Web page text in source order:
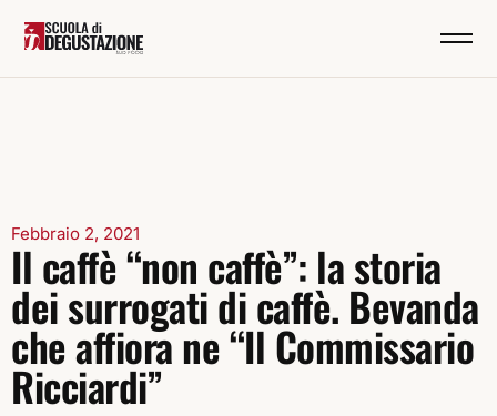
Febbraio 2, 2021
Il caffè “non caffè”: la storia
dei surrogati di caffè. Bevanda
che affiora ne “Il Commissario
Ricciardi”